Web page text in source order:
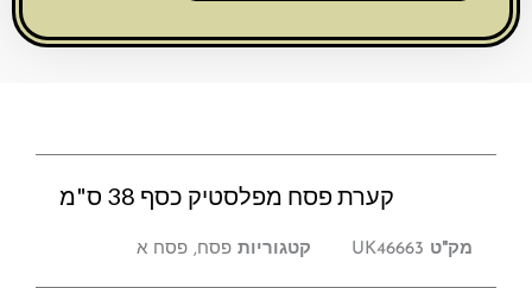
38
קערת פסח מפלסטיק כסף 38 ס"מ
מק"ט UK46663 קטגוריות פסח , פסח א